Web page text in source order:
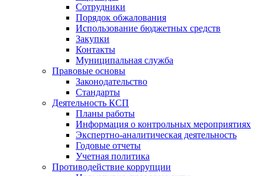
Сотрудники
Порядок обжалования
Использование бюджетных средств
Закупки
Контакты
Муниципальная служба
Правовые основы
Законодательство
Стандарты
Деятельность КСП
Планы работы
Информация о контрольных мероприятиях
Экспертно-аналитическая деятельность
Годовые отчеты
Учетная политика
Противодействие коррупции